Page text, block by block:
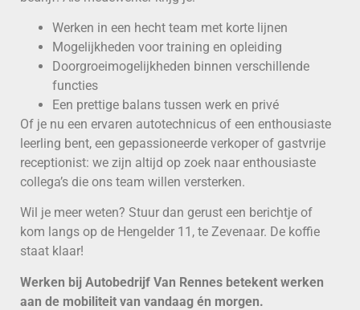
Werken in een hecht team met korte lijnen
Mogelijkheden voor training en opleiding
Doorgroeimogelijkheden binnen verschillende
functies
Een prettige balans tussen werk en privé
Of je nu een ervaren autotechnicus of een enthousiaste
leerling bent, een gepassioneerde verkoper of gastvrije
receptionist: we zijn altijd op zoek naar enthousiaste
collega’s die ons team willen versterken.
Wil je meer weten? Stuur dan gerust een berichtje of
kom langs op de Hengelder 11, te Zevenaar. De koffie
staat klaar!
Werken bij Autobedrijf Van Rennes betekent werken
aan de mobiliteit van vandaag én morgen.